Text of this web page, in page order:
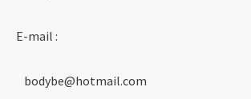
E-mail :
bodybe@hotmail.com